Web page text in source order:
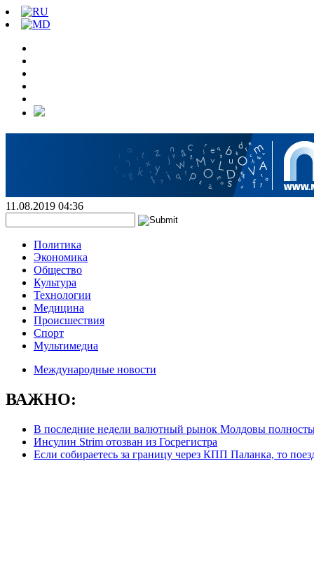
11.08.2019 04:36
Политика
Экономика
Общество
Культура
Технологии
Медицина
Происшествия
Спорт
Мультимедиа
Международные новости
ВАЖНО:
В последние недели валютный рынок Молдовы
Инсулин Strim отозван из Госрегистра
Если собираетесь за границу через КПП Паланка, то